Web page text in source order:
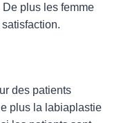
plus les femme
des patients
plus la labiaplastie